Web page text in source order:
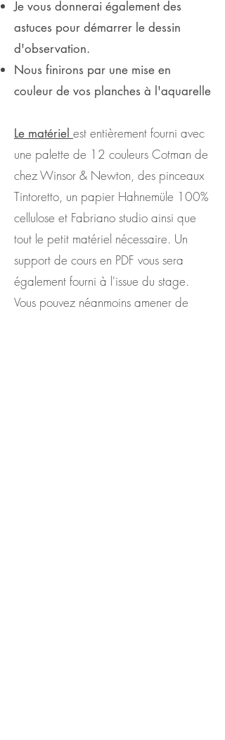
Je vous donnerai également des
astuces pour démarrer le dessin
d'observation.
Nous finirons par une mise en
couleur de vos planches à l'aquarelle
Le matériel est entièrement fourni avec
une palette de 12 couleurs Cotman de
chez Winsor & Newton, des pinceaux
Tintoretto, un papier Hahnemüle 100%
cellulose et Fabriano studio ainsi que
tout le petit matériel nécessaire. Un
support de cours en PDF vous sera
également fourni à l'issue du stage.
Vous pouvez néanmoins amener de